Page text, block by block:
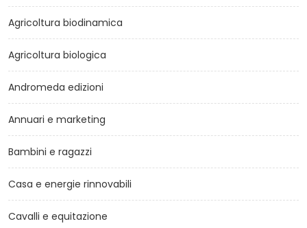
Agricoltura biodinamica
Agricoltura biologica
Andromeda edizioni
Annuari e marketing
Bambini e ragazzi
Casa e energie rinnovabili
Cavalli e equitazione